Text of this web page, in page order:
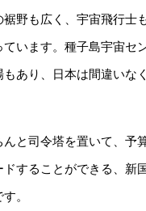
裾野も広く、宇宙飛行士
ています。種子島宇宙セ
あり、日本は間違いな
と司令塔を置いて、予
ドすることができる、新
。